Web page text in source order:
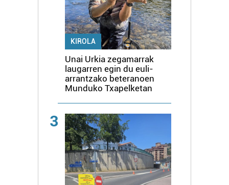
KIROLA
Unai Urkia zegamarrak
laugarren egin du euli-
arrantzako beteranoen
Munduko Txapelketan
3